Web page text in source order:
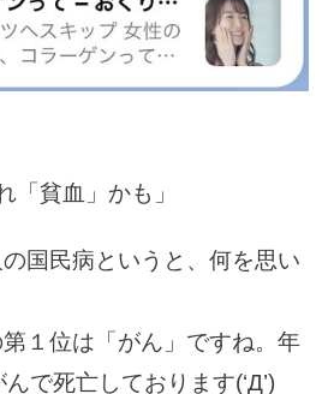
「貧血」かも」
国民病というと、何を思い
１位は「がん」ですね。年
で死亡しております(‘Д’)